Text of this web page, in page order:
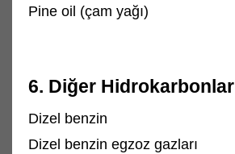
Pine oil (çam yağı)
6. Diğer Hidrokarbonlar
Dizel benzin
Dizel benzin egzoz gazları